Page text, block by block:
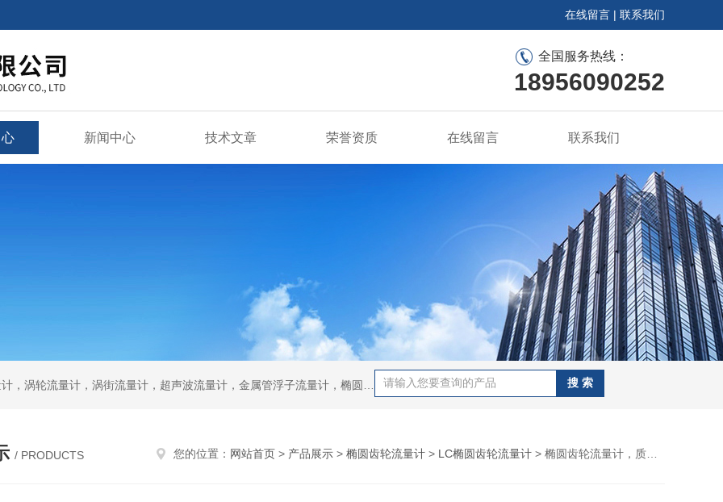
在线留言 | 联系我们
全国服务热线：
18956090252
新闻中心 技术文章 荣誉资质 在线留言 联系我们
/ PRODUCTS 您的位置： 网站首页 > 产品展示 > 椭圆齿轮流量计 > LC椭圆齿轮流量计 > 椭圆齿轮流量计，质量好，价格低